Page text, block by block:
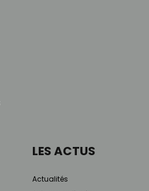
LES ACTUS
Actualités